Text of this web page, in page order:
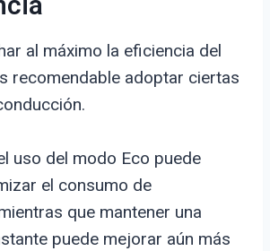
al máximo la eficiencia del
recomendable adoptar ciertas
uso del modo Eco puede
el consumo de
que mantener una
puede mejorar aún más